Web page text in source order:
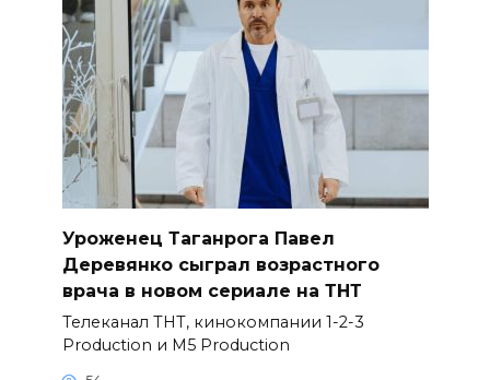
Уроженец Таганрога Павел
Деревянко сыграл возрастного
врача в новом сериале на ТНТ
Телеканал ТНТ, кинокомпании 1-2-3
Production и M5 Production